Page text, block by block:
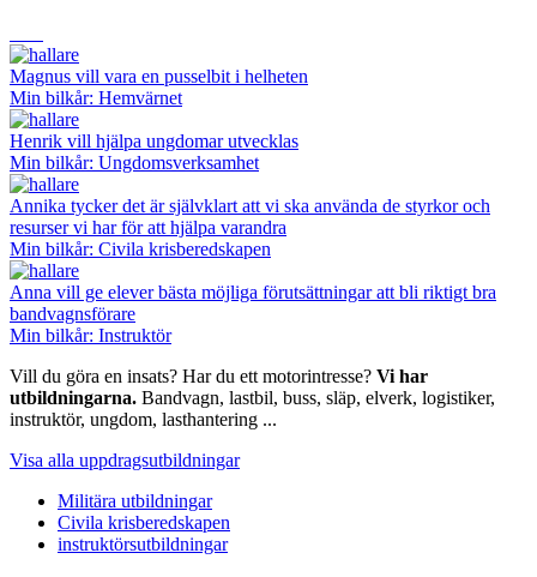
Magnus vill vara en pusselbit i helheten
Min bilkår: Hemvärnet
Henrik vill hjälpa ungdomar utvecklas
Min bilkår: Ungdomsverksamhet
Annika tycker det är självklart att vi ska använda de styrkor och
resurser vi har för att hjälpa varandra
Min bilkår: Civila krisberedskapen
Anna vill ge elever bästa möjliga förutsättningar att bli riktigt bra
bandvagnsförare
Min bilkår: Instruktör
Vill du göra en insats? Har du ett motorintresse? Vi har
utbildningarna. Bandvagn, lastbil, buss, släp, elverk, logistiker,
instruktör, ungdom, lasthantering ...
Visa alla uppdragsutbildningar
Militära utbildningar
Civila krisberedskapen
instruktörsutbildningar